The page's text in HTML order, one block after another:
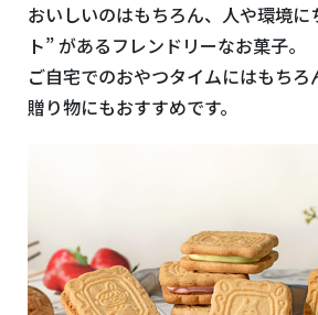
おいしいのはもちろん、人や環境に
ト” があるフレンドリーなお菓子。
ご自宅でのおやつタイムにはもちろ
贈り物にもおすすめです。